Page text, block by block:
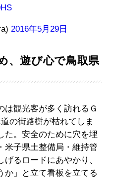
2016年5月29日
、遊び心で鳥取県
観光客が多く訪れるＧ
の街路樹が枯れてしま
た。安全のために穴を埋
米子県土整備局・維持管
るロードにあやかり、
か」と立て看板を立てる